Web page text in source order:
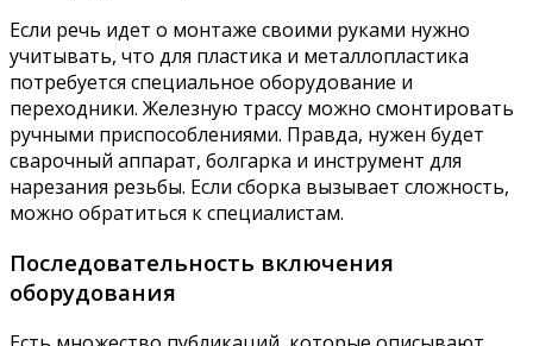
Если речь идет о монтаже своими руками нужно
учитывать, что для пластика и металлопластика
потребуется специальное оборудование и
переходники. Железную трассу можно смонтировать
ручными приспособлениями. Правда, нужен будет
сварочный аппарат, болгарка и инструмент для
нарезания резьбы. Если сборка вызывает сложность,
можно обратиться к специалистам.
Последовательность включения
оборудования